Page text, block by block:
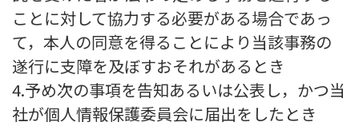
ことに対して協力する必要がある場合であっ
て，本人の同意を得ることにより当該事務の
遂行に支障を及ぼすおそれがあるとき
4.予め次の事項を告知あるいは公表し，かつ当
社が個人情報保護委員会に届出をしたとき